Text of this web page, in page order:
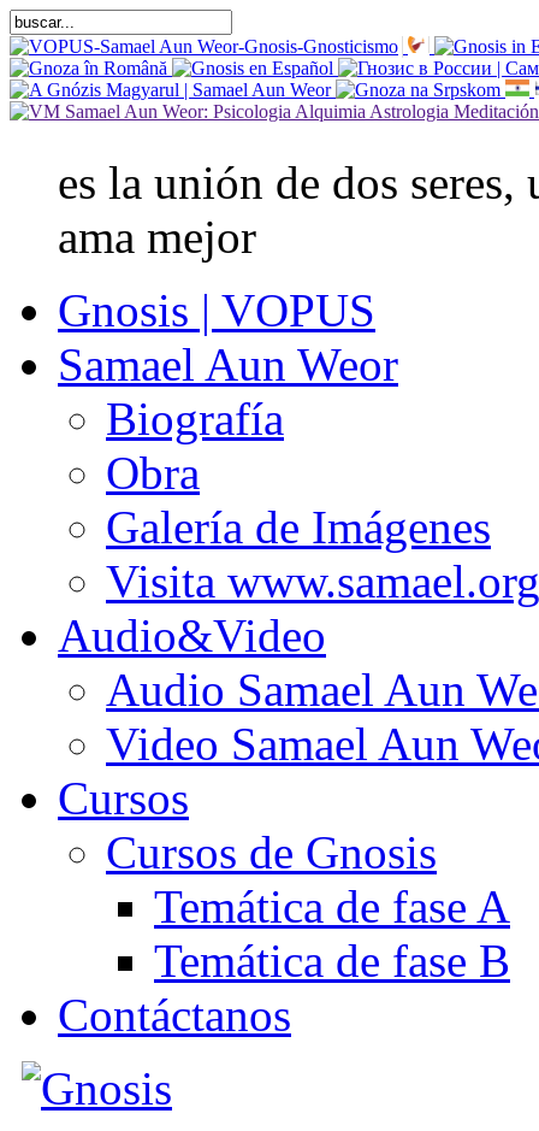
es la unión de dos
ama mejor
Gnosis | VOPUS
Samael Aun Weor
Biografía
Obra
Galería de Imágenes
Visita www.samael.org
Audio&Video
Audio Samael Aun
Video Samael Aun
Cursos
Cursos de Gnosis
Temática de fase A
Temática de fase B
Contáctanos